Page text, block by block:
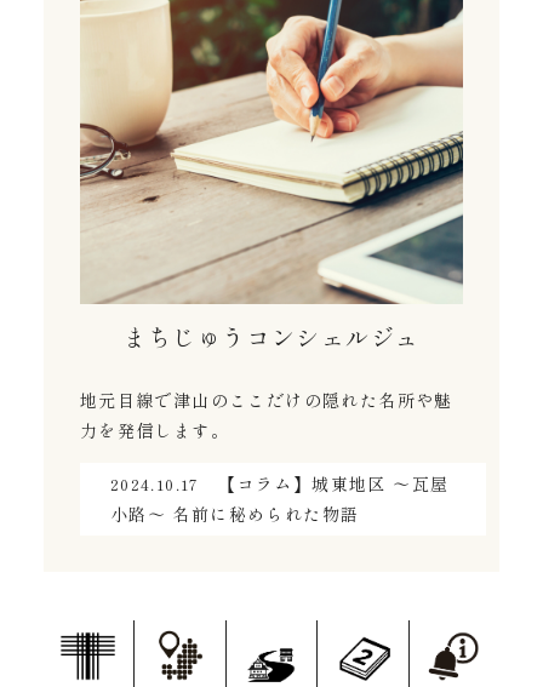
まちじゅうコンシェルジュ
地元目線で津山のここだけの隠れた名所や魅
力を発信します。
2024.10.17
【コラム】城東地区 ～瓦屋
小路～ 名前に秘められた物語